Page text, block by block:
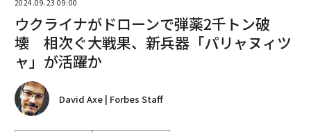
2024.09.23 09:00
ウクライナがドローンで弾薬2千トン破
壊 相次ぐ大戦果、新兵器「パリャヌィツ
ャ」が活躍か
David Axe | Forbes Staff